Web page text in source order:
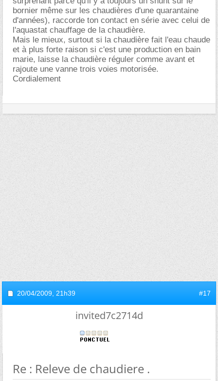
bornier même sur les chaudières d'une quarantaine
d'années), raccorde ton contact en série avec celui de
l'aquastat chauffage de la chaudière.
Mais le mieux, surtout si la chaudière fait l'eau chaude
et à plus forte raison si c'est une production en bain
marie, laisse la chaudière réguler comme avant et
rajoute une vanne trois voies motorisée.
Cordialement
20/04/2009, 21h39 #17
invited7c2714d
Re : Releve de chaudiere .